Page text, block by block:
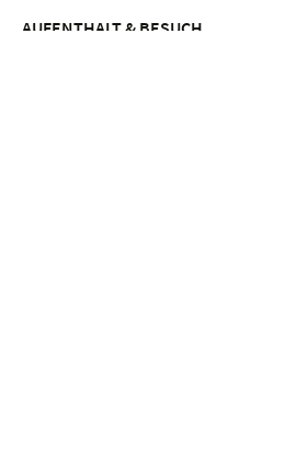
AUFENTHALT & BESUCH